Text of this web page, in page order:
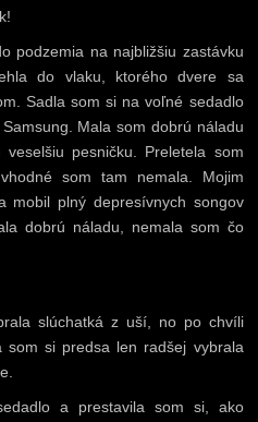
podzemia na najbližšiu zastávku
do vlaku, ktorého dvere sa
Sadla som si na voľné sedadlo
Mala som dobrú náladu
pesničku. Preletela som
som tam nemala. Mojim
mobil plný depresívnych songov
dobrú náladu, nemala som čo
slúchatká z uší, no po chvíli
som si predsa len radšej vybrala
a prestavila som si, ako